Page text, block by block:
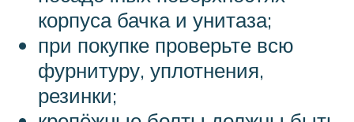
корпуса бачка и унитаза;
при покупке проверьте всю
фурнитуру, уплотнения,
резинки;